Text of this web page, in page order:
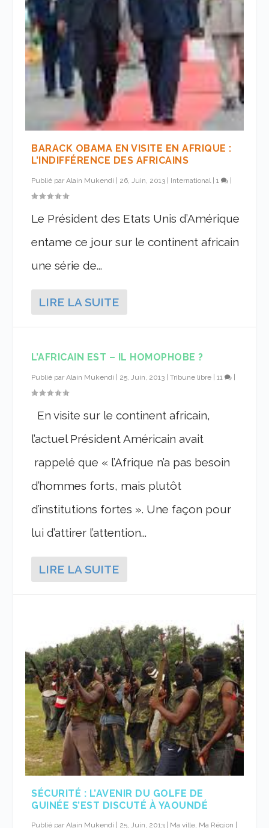
BARACK OBAMA EN VISITE EN AFRIQUE :
L’INDIFFÉRENCE DES AFRICAINS
Publié parAlain Mukendi 26, Juin, 2013 International|1
Le Président des Etats Unis d’Amérique
entame ce jour sur le continent africain
une série de...
LIRE LA SUITE
L’AFRICAIN EST – IL HOMOPHOBE ?
Publié parAlain Mukendi 25, Juin, 2013 |Tribune libre |11
En visite sur le continent africain,
l’actuel Président Américain avait
rappelé que « l’Afrique n’a pas besoin
d’hommes forts, mais plutôt
d’institutions fortes ». Une façon pour
lui d’attirer l’attention...
LIRE LA SUITE
SÉCURITÉ : L’AVENIR DU GOLFE DE
GUINÉE S’EST DISCUTÉ À YAOUNDÉ
Publié parAlain Mukendi | 25, Juin, 2013 | Ma ville, Ma Région |